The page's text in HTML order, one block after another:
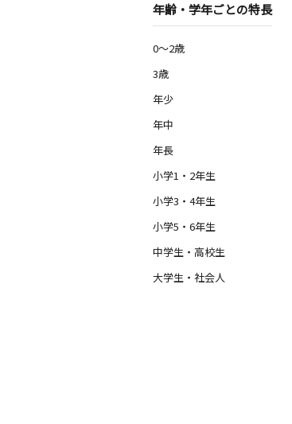
年齢・学年ごとの特長
0～2歳
3歳
年少
年中
年長
小学1・2年生
小学3・4年生
小学5・6年生
中学生・高校生
大学生・社会人